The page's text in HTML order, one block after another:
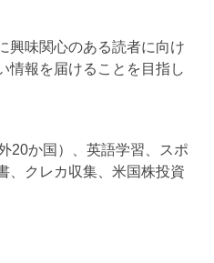
興味関心のある読者に向け
情報を届けることを目指し
20か国）、英語学習、スポ
、クレカ収集、米国株投資